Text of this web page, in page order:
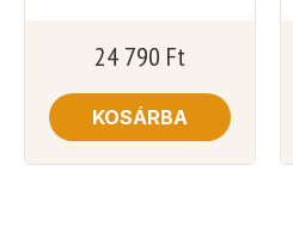
24 790 Ft
KOSÁRBA